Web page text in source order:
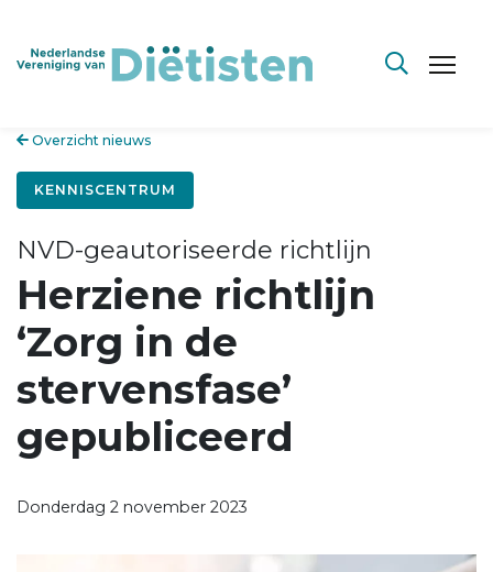
Overzicht nieuws
KENNISCENTRUM
NVD-geautoriseerde richtlijn
Herziene richtlijn
‘Zorg in de
stervensfase’
gepubliceerd
Donderdag 2 november 2023